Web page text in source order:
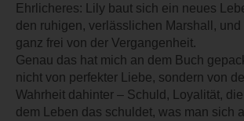
Ehrlicheres: Lily baut sich ein neues
den ruhigen, verlässlichen Marshall, und
ganz frei von der Vergangenheit.
Genau das hat mich an dem Buch
nicht von perfekter Liebe, sondern von
Wahrheit dahinter – Schuld, Loyalität,
dem Leben das schuldet, was man sich